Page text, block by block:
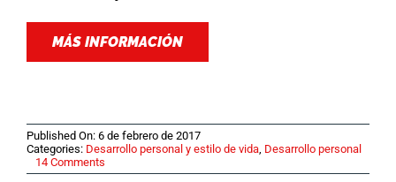
MÁS INFORMACIÓN
Published On: 6 de febrero de 2017
Categories: Desarrollo personal y estilo de vida, Desarrollo personal
14 Commentson
PRIORIDADES